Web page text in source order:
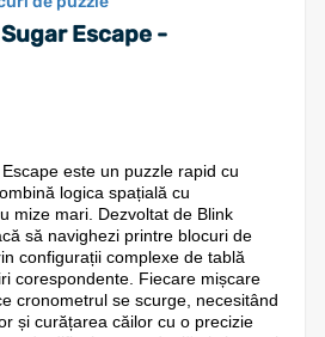
Escape -
este un puzzle rapid cu
logica spațială cu
mize mari. Dezvoltat de Blink
să navighezi printre blocuri de
configurații complexe de tablă
corespondente. Fiecare mișcare
cronometrul se scurge, necesitând
și curățarea căilor cu o precizie